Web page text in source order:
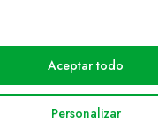
Personalizar
Aceptar todo